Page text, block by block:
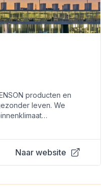
producten en
leven. We
Naar website